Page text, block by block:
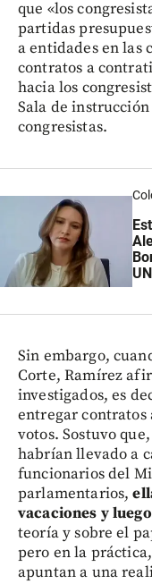
que «los
partidas
a entidades en las
contratos a
hacia los
Sala de
congresistas.
Sin embargo,
Corte, Ramírez
investigados, es
entregar contratos
votos. Sostuvo
habrían llevado a
funcionarios del
parlamentarios,
vacaciones y
teoría y sobre el
pero en la
apuntan a una